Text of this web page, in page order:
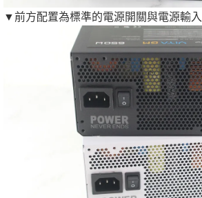
▼前方配置為標準的電源開關與電源輸入